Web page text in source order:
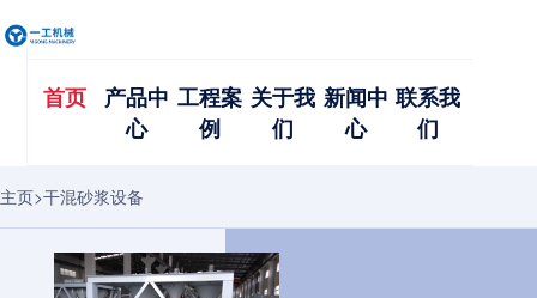
首页
产品中
心
工程案
例
关于我
们
新闻中
心
联系我
们
主页>干混砂浆设备